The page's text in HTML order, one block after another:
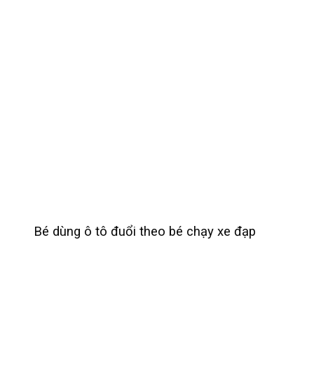
Bé dùng ô tô đuổi theo bé chạy xe đạp